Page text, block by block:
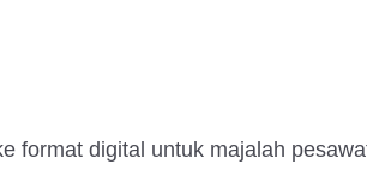
format digital untuk majalah